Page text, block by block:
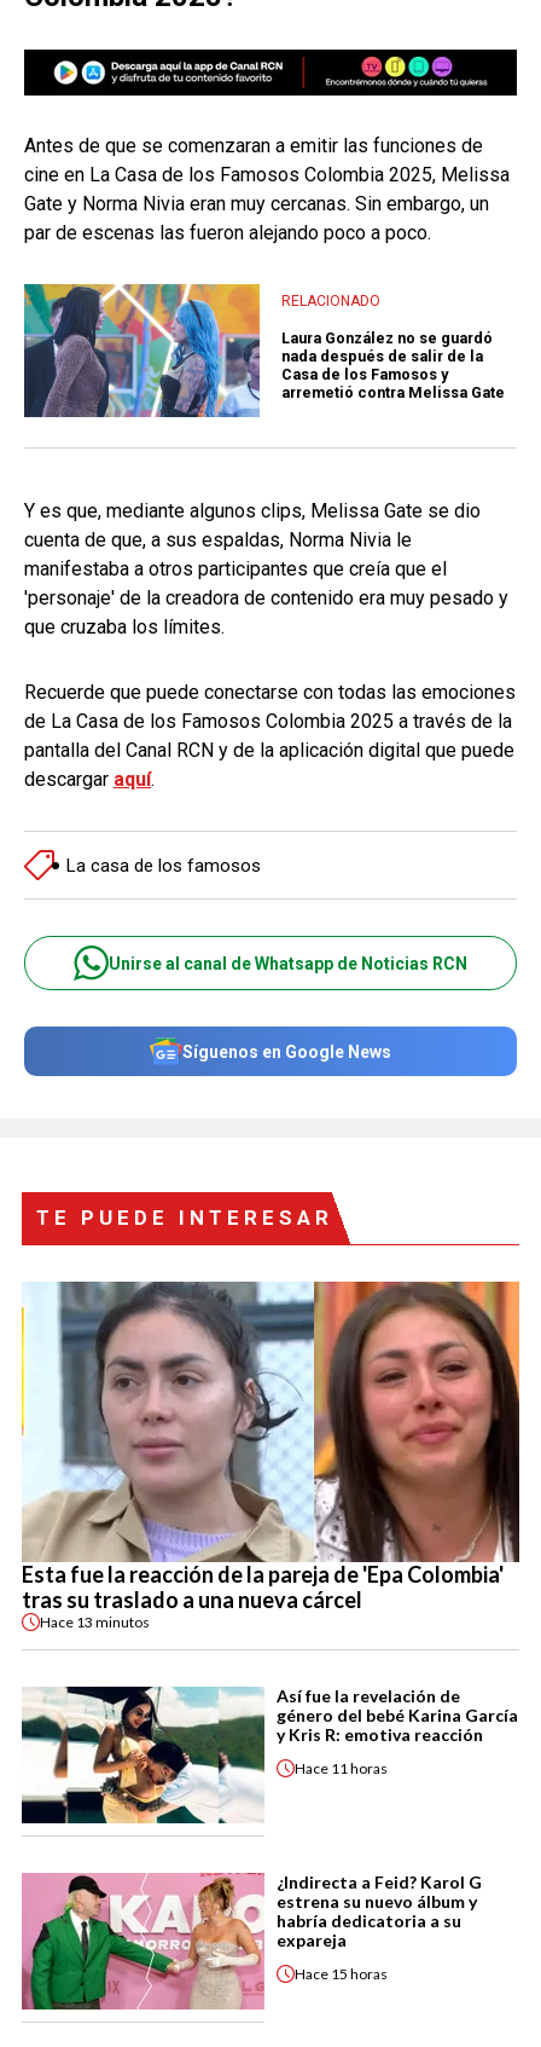
Antes de que se comenzaran a emitir las funciones de
cine en La Casa de los Famosos Colombia 2025, Melissa
Gate y Norma Nivia eran muy cercanas. Sin embargo, un
par de escenas las fueron alejando poco a poco.
RELACIONADO
Laura González no se guardó
nada después de salir de la
Casa de los Famosos y
arremetió contra Melissa Gate
Y es que, mediante algunos clips, Melissa Gate se dio
cuenta de que, a sus espaldas, Norma Nivia le
manifestaba a otros participantes que creía que el
'personaje' de la creadora de contenido era muy pesado y
que cruzaba los límites.
Recuerde que puede conectarse con todas las emociones
de La Casa de los Famosos Colombia 2025 a través de la
pantalla del Canal RCN y de la aplicación digital que puede
descargar aquí.
La casa de los famosos
Unirse al canal de Whatsapp de Noticias RCN
Síguenos en Google News
TE PUEDE INTERESAR
Esta fue la reacción de la pareja de 'Epa Colombia'
tras su traslado a una nueva cárcel
Hace 13 minutos
Así fue la revelación de
género del bebé Karina García
y Kris R: emotiva reacción
Hace 11 horas
¿Indirecta a Feid? Karol G
estrena su nuevo álbum y
habría dedicatoria a su
expareja
Hace 15 horas